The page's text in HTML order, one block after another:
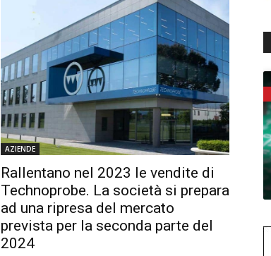
AZIENDE
Rallentano nel 2023 le vendite di
Technoprobe. La società si prepara
ad una ripresa del mercato
prevista per la seconda parte del
2024